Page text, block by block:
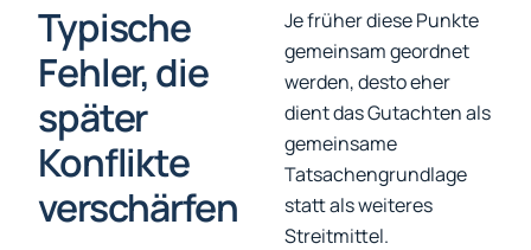
Typische
Fehler, die
später
Konflikte
verschärfen
Je früher diese Punkte
gemeinsam geordnet
werden, desto eher
dient das Gutachten als
gemeinsame
Tatsachengrundlage
statt als weiteres
Streitmittel.